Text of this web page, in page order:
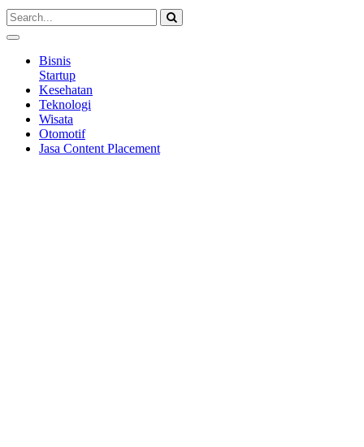
Bisnis
Startup
Kesehatan
Teknologi
Wisata
Otomotif
Jasa Content Placement